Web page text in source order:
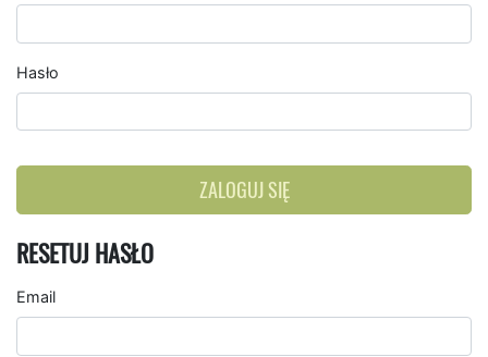
Hasło
ZALOGUJ SIĘ
RESETUJ HASŁO
Email